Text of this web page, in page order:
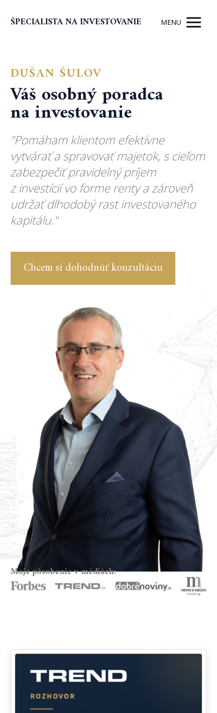
ŠPECIALISTA NA INVESTOVANIE MENU
DUŠAN ŠULOV
Váš osobný poradca
na investovanie
"Pomáham klientom efektívne
vytvárať a spravovať majetok, s cieľom
zabezpečiť pravidelný príjem
z investícií vo forme renty a zároveň
udržať dlhodobý rast investovaného
kapitálu."
Chcem si dohodnúť konzultáciu
Moje pôsobenie v médiách: